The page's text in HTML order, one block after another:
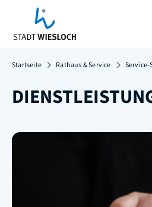
Startseite Rathaus & Service Service-